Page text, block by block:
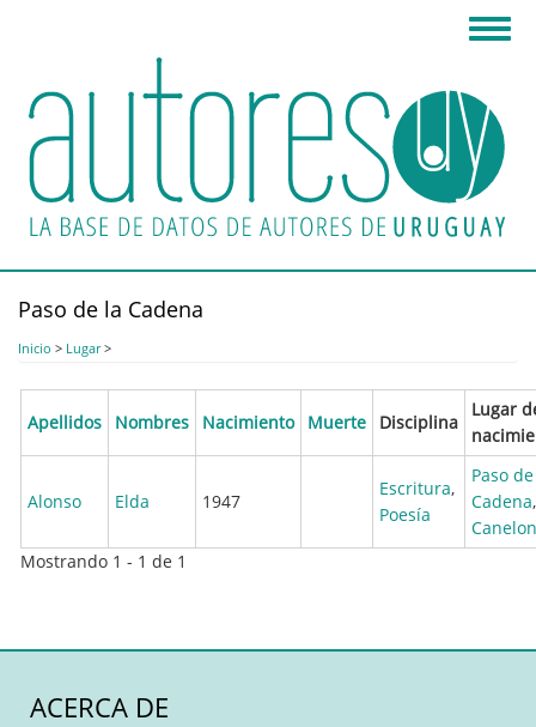
principal
Paso de la Cadena
Inicio > Lugar>
Apellidos Nombres Nacimiento Muerte Disciplina
Lugar
Alonso Elda 1947
Escritura,
Poesía
Paso
Cadena,
Mostrando 1 - 1 de 1
ACERCA DE